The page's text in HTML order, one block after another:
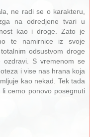
ne radi se o karakteru,
na odredjene tvari u
kao i droge. Zato je
te namirnice iz svoje
odsustvom droge
S vremenom se
i vise nas hrana koja
kao nekad. Tek tada
cemo ponovo posegnuti